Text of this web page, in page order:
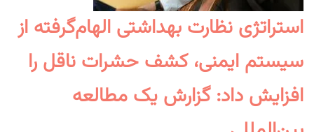
استراتژی نظارت بهداشتی الهام‌گرفته از
سیستم ایمنی، کشف حشرات ناقل را
افزایش داد: گزارش یک مطالعه